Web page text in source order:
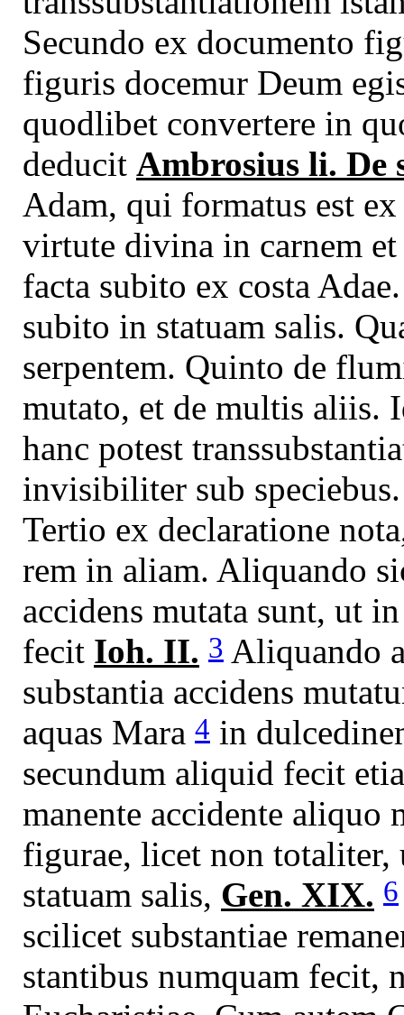
Secundo ex documento
figuris docemur Deum
quodlibet convertere in
deducit Ambrosius li. De
Adam, qui formatus est
virtute divina in carnem et
facta subito ex costa
subito in statuam salis.
serpentem. Quinto de
mutato, et de multis aliis.
hanc potest
invisibiliter sub
Tertio ex declaratione
rem in aliam. Aliquando
accidens mutata sunt, ut
fecit Ioh. II. 3 Aliquando
substantia accidens
aquas Mara 4 in
secundum aliquid fecit
manente accidente aliquo
figurae, licet non totaliter,
statuam salis, Gen. XIX. 6
scilicet substantiae
stantibus numquam fecit,